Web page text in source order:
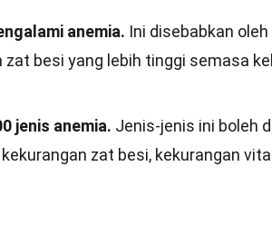
anemia. Ini disebabkan
besi yang lebih tinggi semasa
jenis anemia. Jenis-jenis ini boleh
zat besi, kekurangan